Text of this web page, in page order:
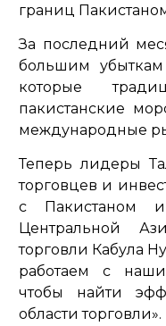
границ
За последний
большим убыткам
которые
пакистанские
международные
Теперь лидеры
торговцев и
с Пакистаном
Центральной
торговли Кабула
работаем с
чтобы найти
области торговли».